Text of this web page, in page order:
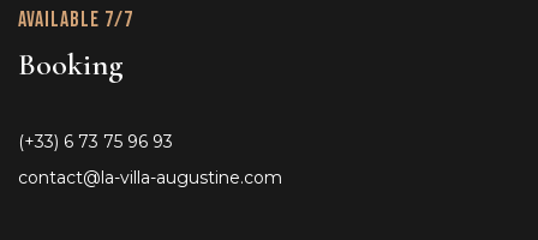
Available 7/7
Booking
(+33) 6 73 75 96 93
contact@la-villa-augustine.com